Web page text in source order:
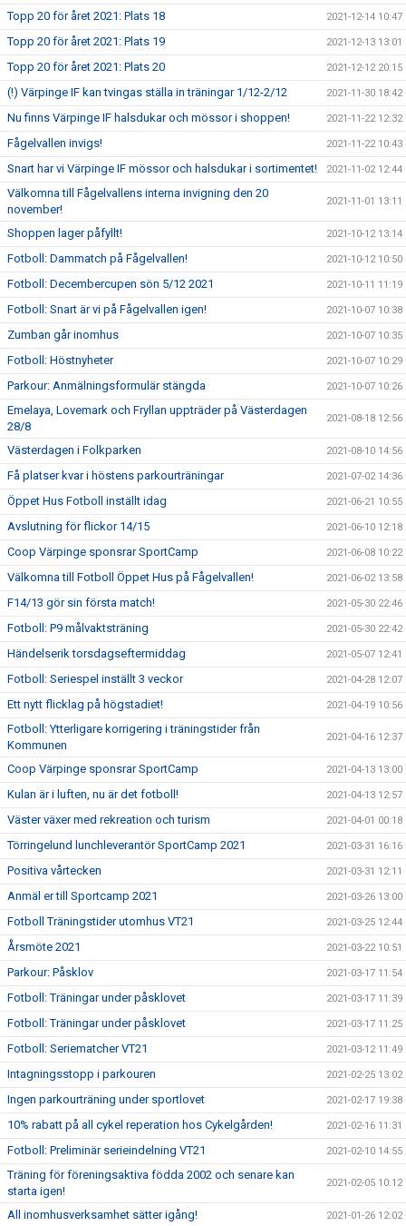
Topp 20 för året 2021: Plats 18 2021-12-14 10:47
Topp 20 för året 2021: Plats 19 2021-12-13 13:01
Topp 20 för året 2021: Plats 20 2021-12-12 20:15
(!) Värpinge IF kan tvingas ställa in träningar 1/12-2/12 2021-11-30 18:42
Nu finns Värpinge IF halsdukar och mössor i shoppen! 2021-11-22 12:32
Fågelvallen invigs! 2021-11-22 10:43
Snart har vi Värpinge IF mössor och halsdukar i sortimentet! 2021-11-02 12:44
Välkomna till Fågelvallens interna invigning den 20
november!
2021-11-01 13:11
Shoppen lager påfyllt! 2021-10-12 13:14
Fotboll: Dammatch på Fågelvallen! 2021-10-12 10:50
Fotboll: Decembercupen sön 5/12 2021 2021-10-11 11:19
Fotboll: Snart är vi på Fågelvallen igen! 2021-10-07 10:38
Zumban går inomhus 2021-10-07 10:35
Fotboll: Höstnyheter 2021-10-07 10:29
Parkour: Anmälningsformulär stängda 2021-10-07 10:26
Emelaya, Lovemark och Fryllan uppträder på Västerdagen
28/8
2021-08-18 12:56
Västerdagen i Folkparken 2021-08-10 14:56
Få platser kvar i höstens parkourträningar 2021-07-02 14:36
Öppet Hus Fotboll inställt idag 2021-06-21 10:55
Avslutning för flickor 14/15 2021-06-10 12:18
Coop Värpinge sponsrar SportCamp 2021-06-08 10:22
Välkomna till Fotboll Öppet Hus på Fågelvallen! 2021-06-02 13:58
F14/13 gör sin första match! 2021-05-30 22:46
Fotboll: P9 målvaktsträning 2021-05-30 22:42
Händelserik torsdagseftermiddag 2021-05-07 12:41
Fotboll: Seriespel inställt 3 veckor 2021-04-28 12:07
Ett nytt flicklag på högstadiet! 2021-04-19 10:56
Fotboll: Ytterligare korrigering i träningstider från
Kommunen
2021-04-16 12:37
Coop Värpinge sponsrar SportCamp 2021-04-13 13:00
Kulan är i luften, nu är det fotboll! 2021-04-13 12:57
Väster växer med rekreation och turism 2021-04-01 00:18
Törringelund lunchleverantör SportCamp 2021 2021-03-31 16:16
Positiva vårtecken 2021-03-31 12:11
Anmäl er till Sportcamp 2021 2021-03-26 13:00
Fotboll Träningstider utomhus VT21 2021-03-25 12:44
Årsmöte 2021 2021-03-22 10:51
Parkour: Påsklov 2021-03-17 11:54
Fotboll: Träningar under påsklovet 2021-03-17 11:39
Fotboll: Träningar under påsklovet 2021-03-17 11:25
Fotboll: Seriematcher VT21 2021-03-12 11:49
Intagningsstopp i parkouren 2021-02-25 13:02
Ingen parkourträning under sportlovet 2021-02-17 19:38
10% rabatt på all cykel reperation hos Cykelgården! 2021-02-16 11:31
Fotboll: Preliminär serieindelning VT21 2021-02-10 14:55
Träning för föreningsaktiva födda 2002 och senare kan
starta igen!
2021-02-05 10:12
All inomhusverksamhet sätter igång! 2021-01-26 12:02